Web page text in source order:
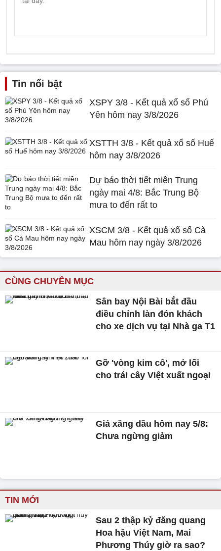
Tin nổi bật
XSPY 3/8 - Kết quả xổ số Phú
Yên hôm nay 3/8/2026
XSTTH 3/8 - Kết quả xổ số Huế
hôm nay 3/8/2026
Dự báo thời tiết miền Trung
ngày mai 4/8: Bắc Trung Bộ
mưa to đến rất to
XSCM 3/8 - Kết quả xổ số Cà
Mau hôm nay ngày 3/8/2026
CÙNG CHUYÊN MỤC
Sân bay Nội Bài bắt đầu
điều chỉnh làn đón khách
cho xe dịch vụ tại Nhà ga T1
Gỡ 'vòng kim cô', mở lối
cho trái cây Việt xuất ngoại
Giá xăng dầu hôm nay 5/8:
Chưa ngừng giảm
TIN MỚI
Sau 2 thập kỷ đăng quang
Hoa hậu Việt Nam, Mai
Phương Thúy giờ ra sao?